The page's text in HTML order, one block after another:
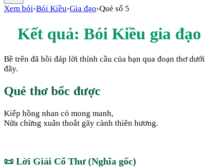
Xem bói›Bói Kiều›Gia đạo›Quẻ số 5
Kết quả: Bói Kiều gia đạo
Bề trên đã hồi đáp lời thỉnh cầu của bạn qua đoạn thơ dưới
đây.
Quẻ thơ bốc được
Kiếp hồng nhan có mong manh,
Nửa chừng xuân thoắt gãy cành thiên hương.
📜 Lời Giải Cổ Thư (Nghĩa gốc)